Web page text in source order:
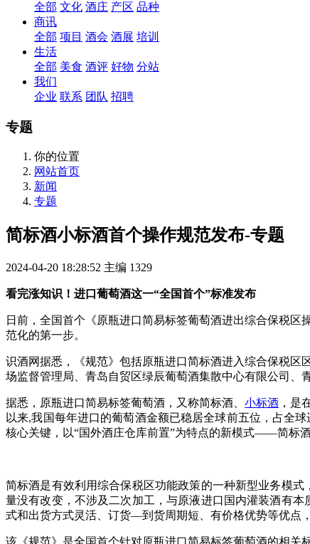
全部 文化 酒庄 产区 品种
商讯
全部 项目 酒会 酒展 培训
生活
全部 美食 酒评 好物 分站
我们
企业 联系 团队 招聘
专题
你的位置
网站首页
新闻
专题
简标酒小标酒首个操作规范发布-专题
2024-04-20 18:28:52 主编 1329
看完涨知识！进口葡萄酒这一“全国首个”标准发布
日前，全国首个《原瓶进口简易标签葡萄酒进出综合保税
范化的第一步。
识酒网据悉，《规范》包括原瓶进口简标酒进入综合保税
场监督管理局、青岛自贸区绿辰葡萄酒集散中心有限公司、
据悉，原瓶进口简易标签葡萄酒，又称简标酒、 小标酒 ，是
以来,我国每年进口的葡萄酒金额已稳居全球前五位，占全
核心关键，以“国外酒庄仓库前置”为特点的新模式——简标酒
简标酒是有效利用综合保税区功能政策的一种新型业务模式
量没有改变，不涉及二次加工，与原液进口国内灌装酒有
式和出货方式灵活、订货—到货周期短、有价格优势等优点